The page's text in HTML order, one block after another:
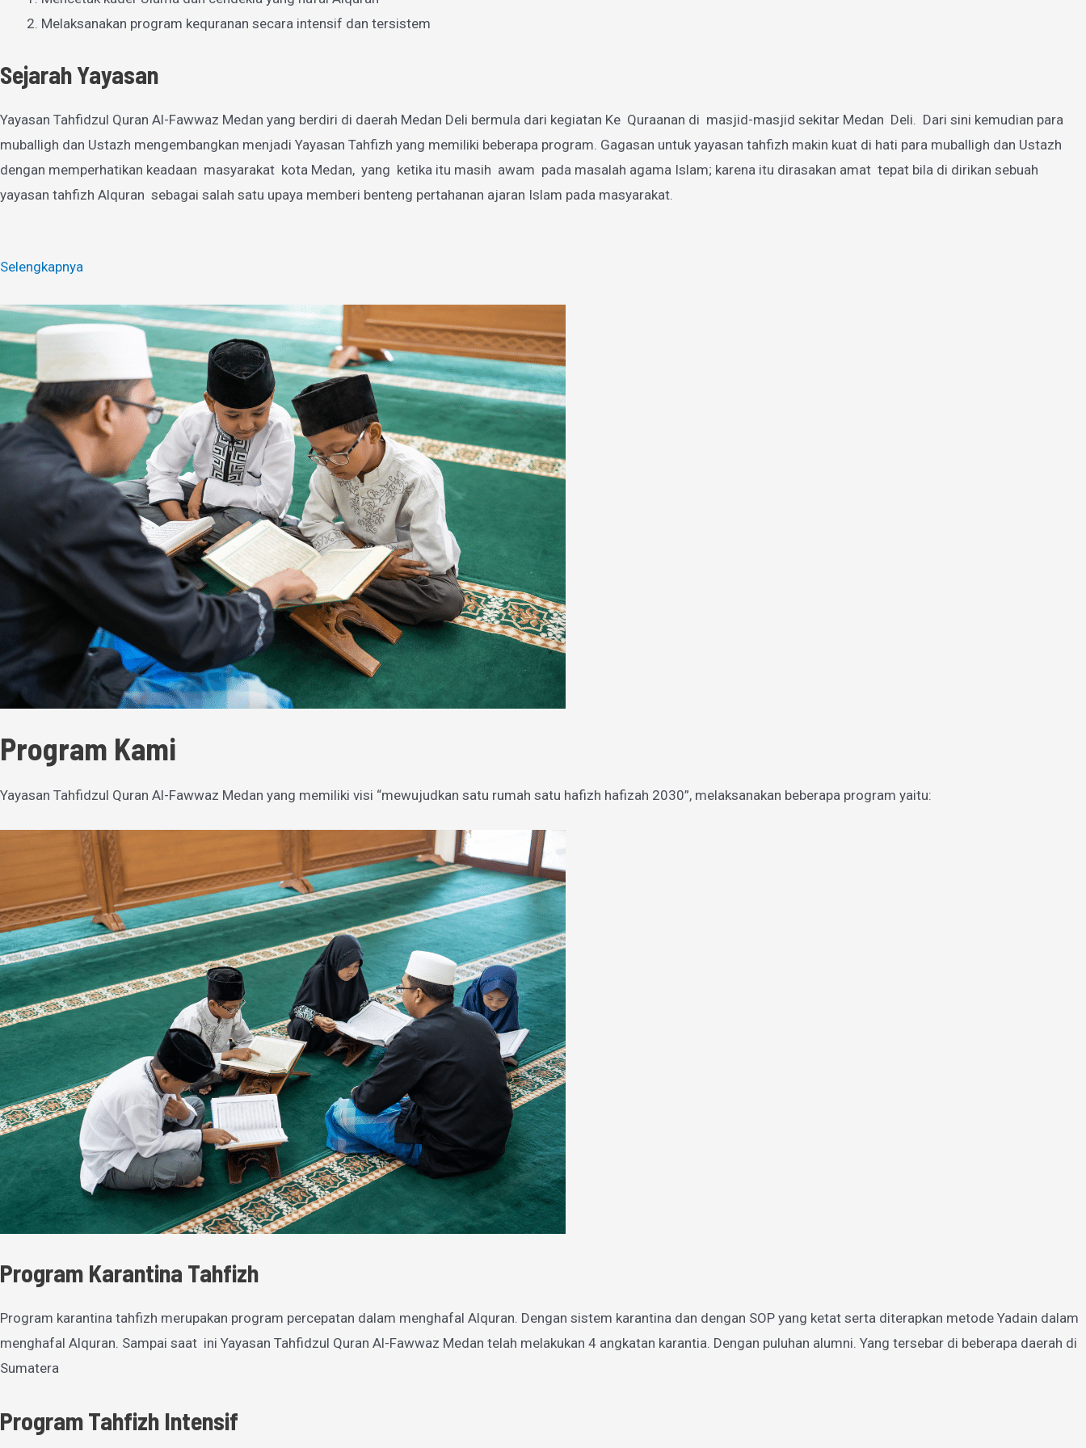
Melaksanakan program kequranan secara intensif dan tersistem
Sejarah Yayasan
Yayasan Tahfidzul Quran Al-Fawwaz Medan yang berdiri di daerah Medan Deli bermula dari kegiatan Ke Quraanan di masjid-masjid sekitar Medan Deli. Dari sini kemudian para
muballigh dan Ustazh mengembangkan menjadi Yayasan Tahfizh yang memiliki beberapa program. Gagasan untuk yayasan tahfizh makin kuat di hati para muballigh dan Ustazh
dengan memperhatikan keadaan masyarakat kota Medan, yang ketika itu masih awam pada masalah agama Islam; karena itu dirasakan amat tepat bila di dirikan sebuah
yayasan tahfizh Alquran sebagai salah satu upaya memberi benteng pertahanan ajaran Islam pada masyarakat.
Selengkapnya
Program Kami
Yayasan Tahfidzul Quran Al-Fawwaz Medan yang memiliki visi “mewujudkan satu rumah satu hafizh hafizah 2030”, melaksanakan beberapa program yaitu:
Program Karantina Tahfizh
Program karantina tahfizh merupakan program percepatan dalam menghafal Alquran. Dengan sistem karantina dan dengan SOP yang ketat serta diterapkan metode Yadain dalam
menghafal Alquran. Sampai saat ini Yayasan Tahfidzul Quran Al-Fawwaz Medan telah melakukan 4 angkatan karantia. Dengan puluhan alumni. Yang tersebar di beberapa daerah di
Sumatera
Program Tahfizh Intensif